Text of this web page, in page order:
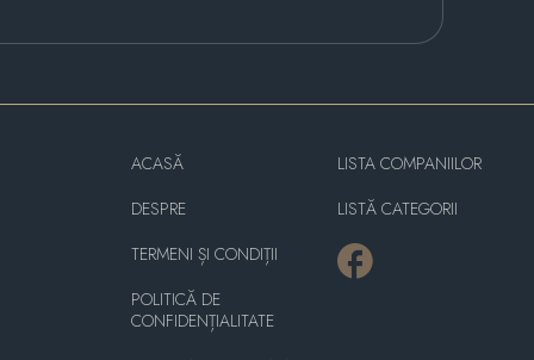
ACASĂ
DESPRE
TERMENI ȘI CONDIȚII
POLITICĂ DE
CONFIDENȚIALITATE
LISTA COMPANIILOR
LISTĂ CATEGORII